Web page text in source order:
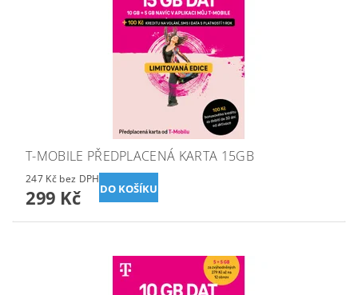
T-MOBILE PŘEDPLACENÁ KARTA 15GB
247 Kč bez DPH
299 Kč